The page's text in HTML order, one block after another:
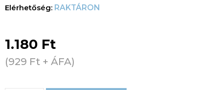
RAKTÁRON
1.180 Ft
(929 Ft + ÁFA)